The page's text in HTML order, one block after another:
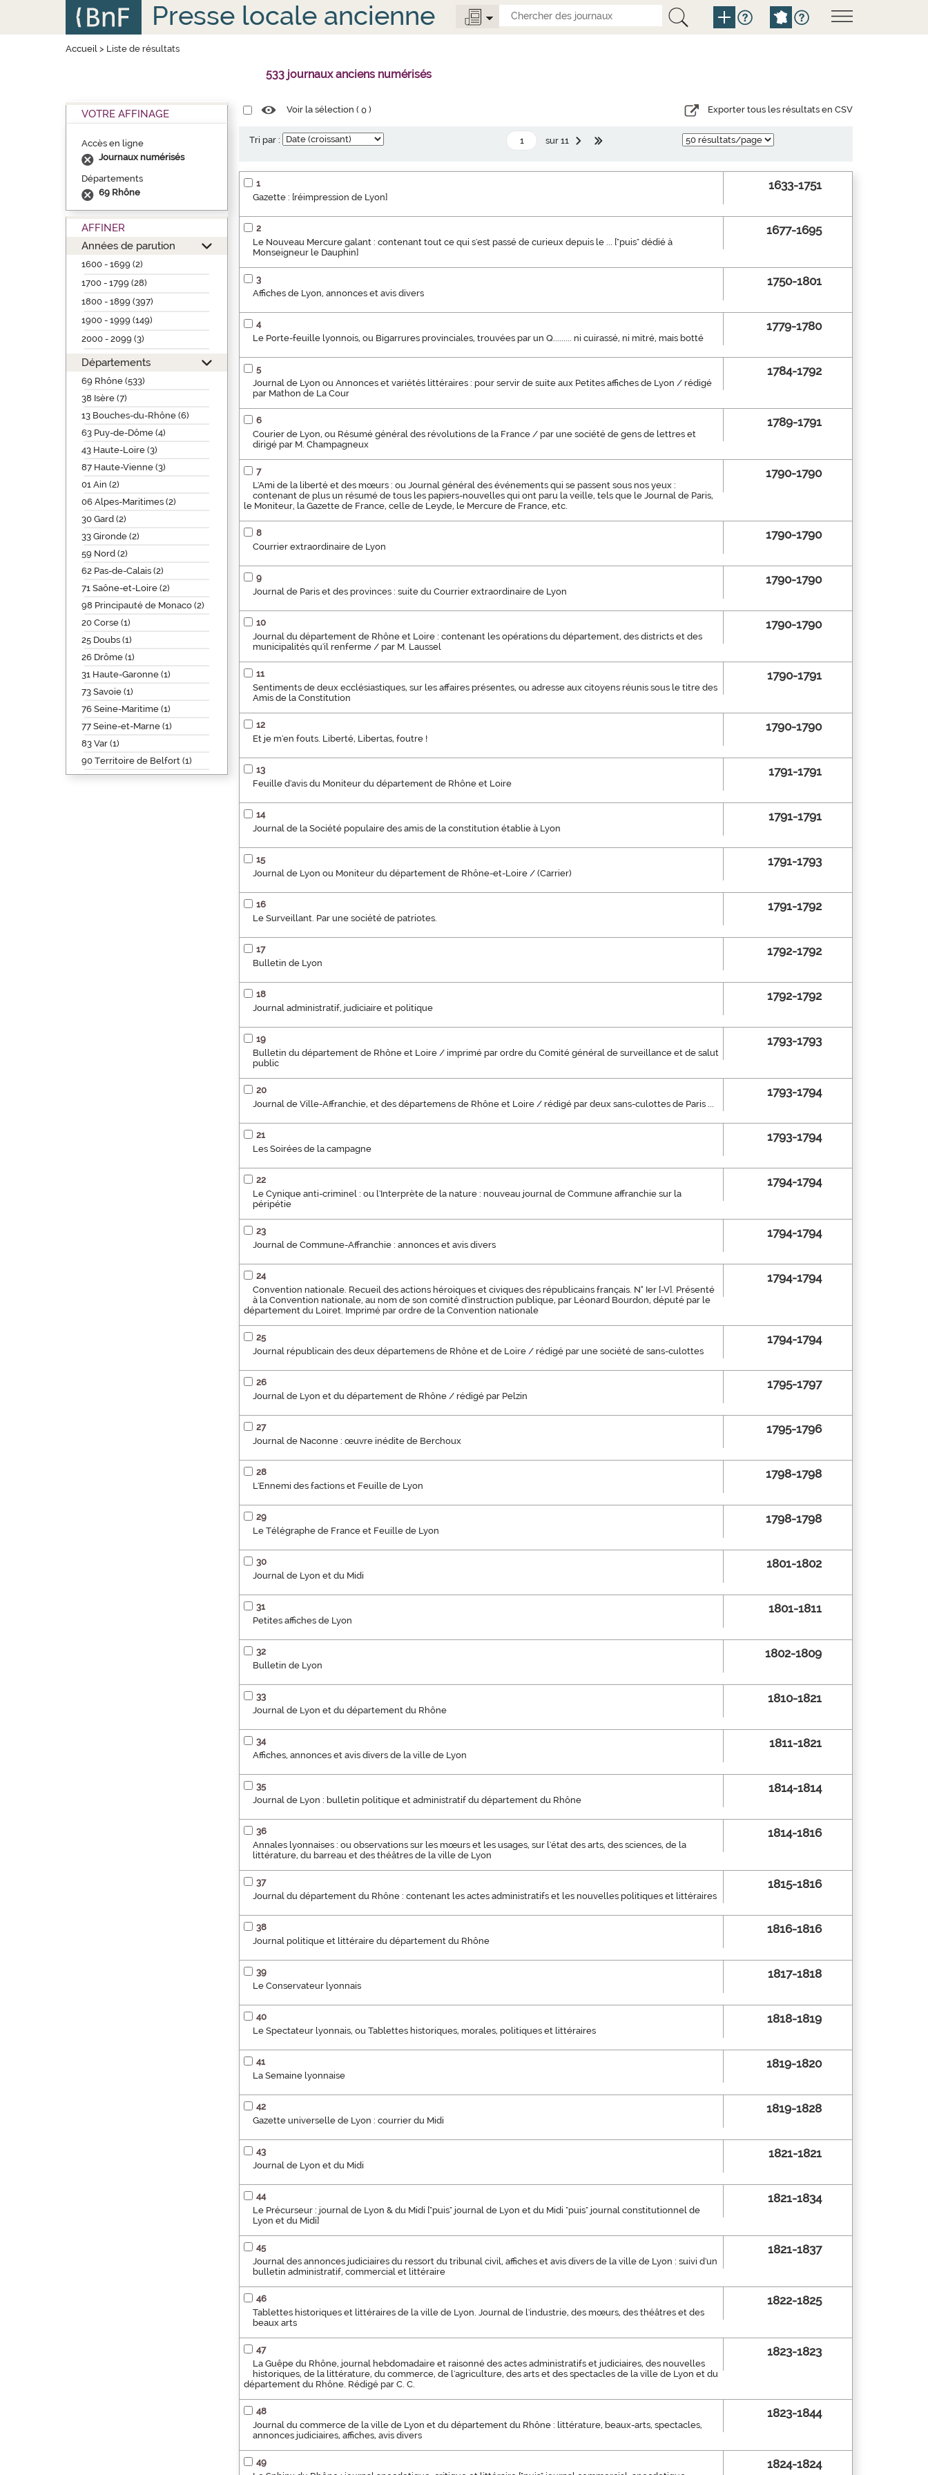
Presse locale ancienne
Accueil> Liste de résultats
533 journaux anciens numérisés
VOTRE AFFINAGE
Accès en ligne
Journaux numérisés
Départements
69 Rhône
AFFINER
Années de parution
1600 - 1699 (2)
1700 - 1799 (28)
1800 - 1899 (397)
1900 - 1999 (149)
2000 - 2099 (3)
Départements
69 Rhône (533)
38 Isère (7)
13 Bouches-du-Rhône (6)
63 Puy-de-Dôme (4)
43 Haute-Loire (3)
87 Haute-Vienne (3)
01 Ain (2)
06 Alpes-Maritimes (2)
30 Gard (2)
33 Gironde (2)
59 Nord (2)
62 Pas-de-Calais (2)
71 Saône-et-Loire (2)
98 Principauté de Monaco (2)
20 Corse (1)
25 Doubs (1)
26 Drôme (1)
31 Haute-Garonne (1)
73 Savoie (1)
76 Seine-Maritime (1)
77 Seine-et-Marne (1)
83 Var (1)
90 Territoire de Belfort (1)
Voir la sélection (0 ) Exporter tous les résultats en CSV
Tri par : sur 11
1
Gazette : [réimpression de Lyon]
1633-1751
2
Le Nouveau Mercure galant : contenant tout ce qui s'est passé de curieux depuis le ... ["puis" dédié à
Monseigneur le Dauphin]
1677-1695
3
Affiches de Lyon, annonces et avis divers
1750-1801
4
Le Porte-feuille lyonnois, ou Bigarrures provinciales, trouvées par un Q......... ni cuirassé, ni mitré, mais botté
1779-1780
5
Journal de Lyon ou Annonces et variétés littéraires : pour servir de suite aux Petites affiches de Lyon / rédigé
par Mathon de La Cour
1784-1792
6
Courier de Lyon, ou Résumé général des révolutions de la France / par une société de gens de lettres et
dirigé par M. Champagneux
1789-1791
7
L'Ami de la liberté et des mœurs : ou Journal général des événements qui se passent sous nos yeux :
contenant de plus un résumé de tous les papiers-nouvelles qui ont paru la veille, tels que le Journal de Paris,
le Moniteur, la Gazette de France, celle de Leyde, le Mercure de France, etc.
1790-1790
8
Courrier extraordinaire de Lyon
1790-1790
9
Journal de Paris et des provinces : suite du Courrier extraordinaire de Lyon
1790-1790
10
Journal du département de Rhône et Loire : contenant les opérations du département, des districts et des
municipalités qu'il renferme / par M. Laussel
1790-1790
11
Sentiments de deux ecclésiastiques, sur les affaires présentes, ou adresse aux citoyens réunis sous le titre des
Amis de la Constitution
1790-1791
12
Et je m'en fouts. Liberté, Libertas, foutre !
1790-1790
13
Feuille d'avis du Moniteur du département de Rhône et Loire
1791-1791
14
Journal de la Société populaire des amis de la constitution établie à Lyon
1791-1791
15
Journal de Lyon ou Moniteur du département de Rhône-et-Loire / (Carrier)
1791-1793
16
Le Surveillant. Par une société de patriotes.
1791-1792
17
Bulletin de Lyon
1792-1792
18
Journal administratif, judiciaire et politique
1792-1792
19
Bulletin du département de Rhône et Loire / imprimé par ordre du Comité général de surveillance et de salut
public
1793-1793
20
Journal de Ville-Affranchie, et des départemens de Rhône et Loire / rédigé par deux sans-culottes de Paris ...
1793-1794
21
Les Soirées de la campagne
1793-1794
22
Le Cynique anti-criminel : ou l'Interprète de la nature : nouveau journal de Commune affranchie sur la
péripétie
1794-1794
23
Journal de Commune-Affranchie : annonces et avis divers
1794-1794
24
Convention nationale. Recueil des actions héroiques et civiques des républicains français. N° Ier [-V]. Présenté
à la Convention nationale, au nom de son comité d'instruction publique, par Léonard Bourdon, député par le
département du Loiret. Imprimé par ordre de la Convention nationale
1794-1794
25
Journal républicain des deux départemens de Rhône et de Loire / rédigé par une société de sans-culottes
1794-1794
26
Journal de Lyon et du département de Rhône / rédigé par Pelzin
1795-1797
27
Journal de Naconne : œuvre inédite de Berchoux
1795-1796
28
L'Ennemi des factions et Feuille de Lyon
1798-1798
29
Le Télégraphe de France et Feuille de Lyon
1798-1798
30
Journal de Lyon et du Midi
1801-1802
31
Petites affiches de Lyon
1801-1811
32
Bulletin de Lyon
1802-1809
33
Journal de Lyon et du département du Rhône
1810-1821
34
Affiches, annonces et avis divers de la ville de Lyon
1811-1821
35
Journal de Lyon : bulletin politique et administratif du département du Rhône
1814-1814
36
Annales lyonnaises : ou observations sur les mœurs et les usages, sur l'état des arts, des sciences, de la
littérature, du barreau et des théâtres de la ville de Lyon
1814-1816
37
Journal du département du Rhône : contenant les actes administratifs et les nouvelles politiques et littéraires
1815-1816
38
Journal politique et littéraire du département du Rhône
1816-1816
39
Le Conservateur lyonnais
1817-1818
40
Le Spectateur lyonnais, ou Tablettes historiques, morales, politiques et littéraires
1818-1819
41
La Semaine lyonnaise
1819-1820
42
Gazette universelle de Lyon : courrier du Midi
1819-1828
43
Journal de Lyon et du Midi
1821-1821
44
Le Précurseur : journal de Lyon & du Midi ["puis" journal de Lyon et du Midi "puis" journal constitutionnel de
Lyon et du Midi]
1821-1834
45
Journal des annonces judiciaires du ressort du tribunal civil, affiches et avis divers de la ville de Lyon : suivi d'un
bulletin administratif, commercial et littéraire
1821-1837
46
Tablettes historiques et littéraires de la ville de Lyon. Journal de l'industrie, des mœurs, des théâtres et des
beaux arts
1822-1825
47
La Guêpe du Rhône, journal hebdomadaire et raisonné des actes administratifs et judiciaires, des nouvelles
historiques, de la littérature, du commerce, de l'agriculture, des arts et des spectacles de la ville de Lyon et du
département du Rhône. Rédigé par C. C.
1823-1823
48
Journal du commerce de la ville de Lyon et du département du Rhône : littérature, beaux-arts, spectacles,
annonces judiciaires, affiches, avis divers
1823-1844
49
1824-1824
Panneau de gestion des cookies